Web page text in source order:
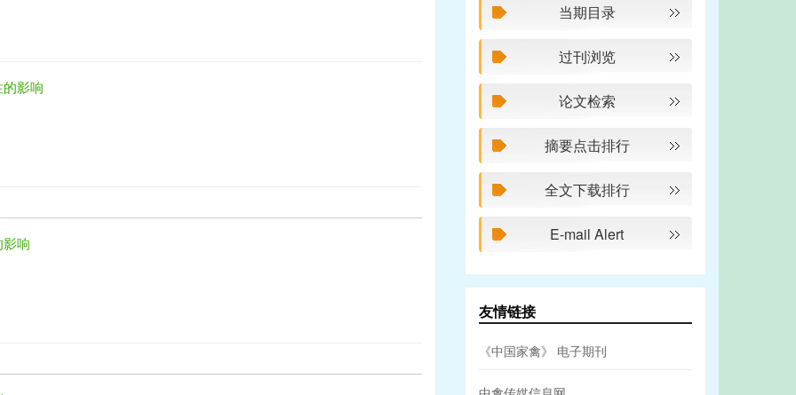
影响
响
当期目录
过刊浏览
论文检索
摘要点击排行
全文下载排行
E-mail Alert
友情链接
《中国家禽》 电子期刊